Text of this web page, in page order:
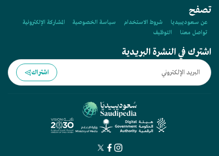
تصفح
عن سعوديبيديا شروط الاستخدام سياسة الخصوصية
المشاركة الإلكترونية
تواصل معنا
التوظيف
اشترك في النشرة البريدية
اشتراك